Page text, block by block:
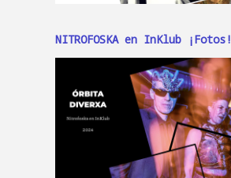
NITROFOSKA en InKlub ¡Fotos!